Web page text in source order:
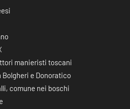
manieristi toscani
Bolgheri e Donoratico
comune nei boschi